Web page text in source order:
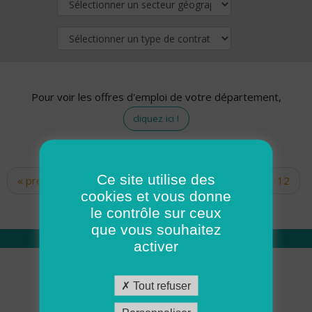
Pour voir les offres d'emploi de votre département,
cliquez ici !
Pages
« premier ‹ précédent … 10
12
14 15 16 17
Qui sommes nous
Académie ADMR
Ce site utilise des
cookies et vous donne
le contrôle sur ceux
que vous souhaitez
activer
Tout refuser